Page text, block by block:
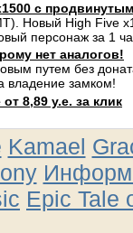
с
Новый High Five
персонаж за 1
нет аналогов!
путем без
владение замком!
8,89 у.е. за клик
Kamael
Epic Tale